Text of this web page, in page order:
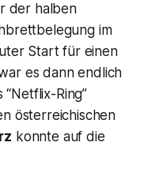
der halben
im
Start für einen
es dann endlich
“Netflix-Ring”
österreichischen
konnte auf die